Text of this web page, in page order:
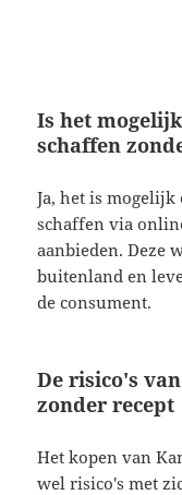
Is het
schaffen
Ja, het is mogelijk
schaffen via
aanbieden. Deze
buitenland en
de consument.
De risico's
zonder recept
Het kopen van
wel risico's met